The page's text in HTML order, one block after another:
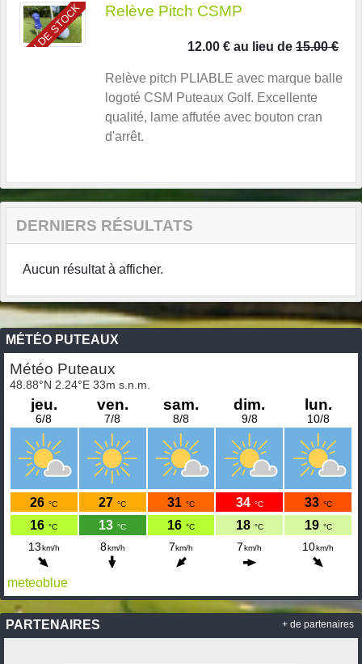
PEU DE STOCK Relève Pitch CSMP
12.00 € au lieu de 15.00 €
Relève pitch PLIABLE avec marque balle
logoté CSM Puteaux Golf. Excellente
qualité, lame affutée avec bouton cran
d'arrêt.
DERNIERS RÉSULTATS
Aucun résultat à afficher.
MÉTÉO PUTEAUX
meteoblue
PARTENAIRES + de partenaires